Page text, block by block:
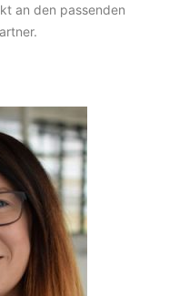
an den passenden